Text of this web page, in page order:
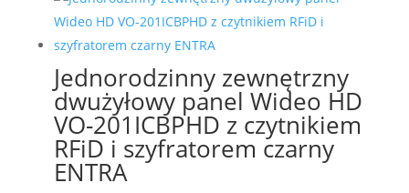
Jednorodzinny zewnętrzny
dwużyłowy panel Wideo HD
VO-201ICBPHD z czytnikiem
RFiD i szyfratorem czarny
ENTRA